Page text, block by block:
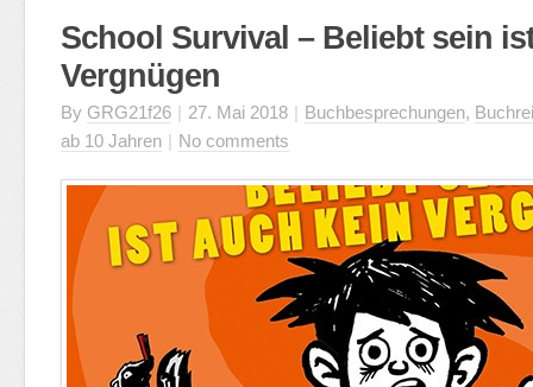
School Survival – Beliebt sein
Vergnügen
By GRG21f26 | 27. Mai 2018 | Buchbesprechungen,
ab 10 Jahren | No comments